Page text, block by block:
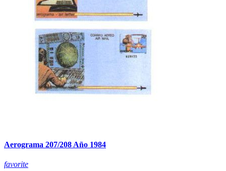
Aerograma 207/208 Año 1984
favorite